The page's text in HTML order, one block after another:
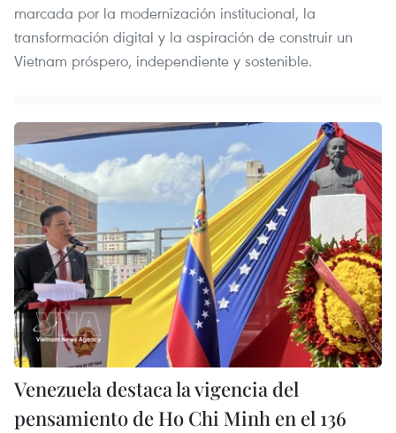
marcada por la modernización institucional, la
transformación digital y la aspiración de construir un
Vietnam próspero, independiente y sostenible.
Venezuela destaca la vigencia del
pensamiento de Ho Chi Minh en el 136